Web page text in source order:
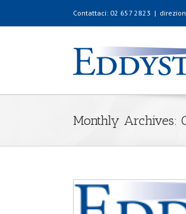
Contattaci: 02 657 2823 |
Monthly Archives: